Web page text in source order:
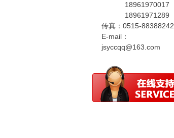
18961970017
18961971289
传真：0515-88388242
E-mail：
jsyccqq@163.com